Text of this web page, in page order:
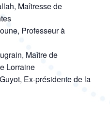
Maîtresse de
Professeur à
Maître de
Lorraine
Ex-présidente de la